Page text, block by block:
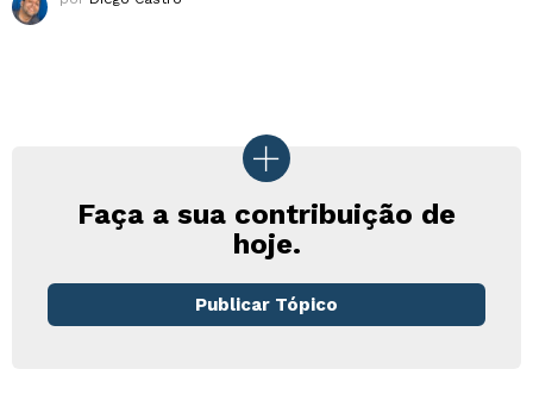
Faça a sua contribuição de
hoje.
Publicar Tópico